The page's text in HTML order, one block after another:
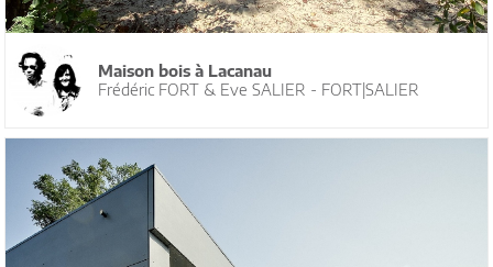
Maison bois à Lacanau
Frédéric FORT & Eve SALIER - FORT|SALIER